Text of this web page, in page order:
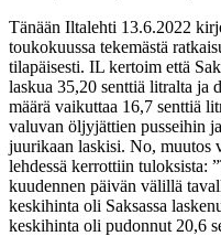
Tänään Iltalehti 13.6.2022
toukokuussa tekemästä
tilapäisesti. IL kertoim että
laskua 35,20 senttiä litralta ja
määrä vaikuttaa 16,7 senttiä
valuvan öljyjättien pusseihin
juurikaan laskisi. No, muutos
lehdessä kerrottiin tuloksista:
kuudennen päivän välillä
keskihinta oli Saksassa
keskihinta oli pudonnut 20,6